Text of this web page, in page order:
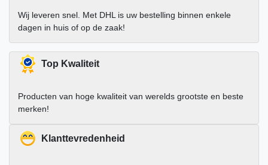
Wij leveren snel. Met DHL is uw bestelling binnen enkele
dagen in huis of op de zaak!
Top Kwaliteit
Producten van hoge kwaliteit van werelds grootste en beste
merken!
Klanttevredenheid